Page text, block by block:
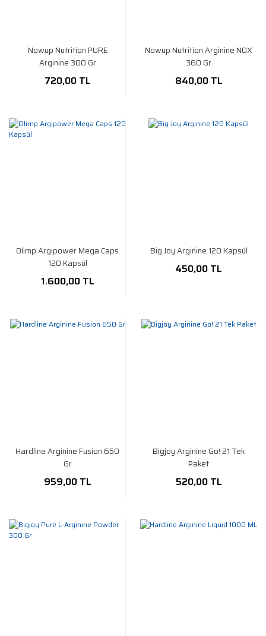
Nowup Nutrition PURE
Arginine 300 Gr
720,00 TL
Nowup Nutrition Arginine NOX
360 Gr
840,00 TL
Olimp Argipower Mega Caps
120 Kapsül
1.600,00 TL
Big Joy Arginine 120 Kapsül
450,00 TL
Hardline Arginine Fusion 650
Gr
959,00 TL
Bigjoy Arginine Go! 21 Tek
Paket
520,00 TL